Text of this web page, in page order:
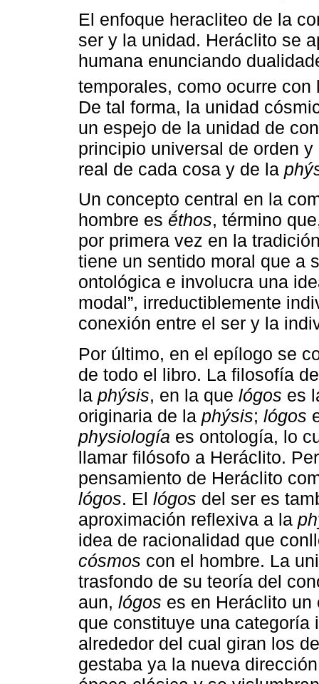
El enfoque heracliteo de la
ser y la unidad. Heráclito se
humana enunciando
temporales, como ocurre
De tal forma, la unidad
un espejo de la unidad de
principio universal de orden
real de cada cosa y de la
Un concepto central en la
hombre es ḗthos, término
por primera vez en la
tiene un sentido moral que a
ontológica e involucra una
modal”, irreductiblemente
conexión entre el ser y la
Por último, en el epílogo se
de todo el libro. La filosofía
la phýsis, en la que lógos es
originaria de la phýsis; lógos
physiología es ontología, lo
llamar filósofo a Heráclito.
pensamiento de Heráclito
lógos. El lógos del ser es
aproximación reflexiva a la
idea de racionalidad que
cósmos con el hombre. La
trasfondo de su teoría del
aun, lógos es en Heráclito
que constituye una
alrededor del cual giran los
gestaba ya la nueva